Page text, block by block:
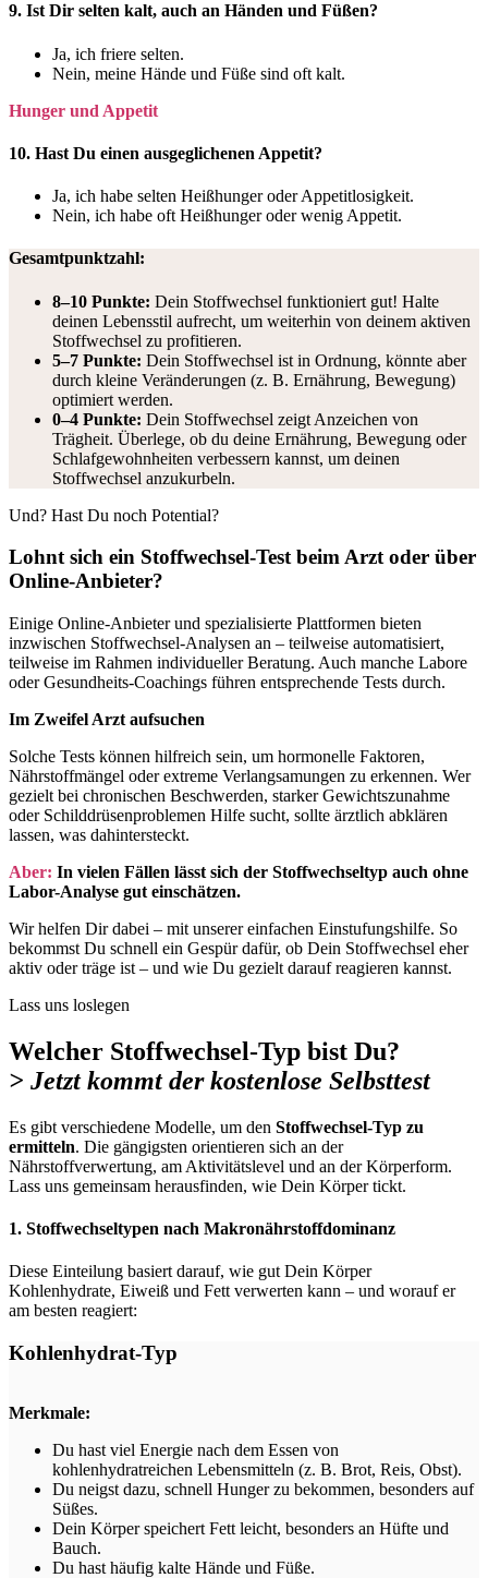
9. Ist Dir selten kalt, auch an Händen und Füßen?
Ja, ich friere selten.
Nein, meine Hände und Füße sind oft kalt.
Hunger und Appetit
10. Hast Du einen ausgeglichenen Appetit?
Ja, ich habe selten Heißhunger oder Appetitlosigkeit.
Nein, ich habe oft Heißhunger oder wenig Appetit.
Gesamtpunktzahl:
8–10 Punkte: Dein Stoffwechsel funktioniert gut! Halte
deinen Lebensstil aufrecht, um weiterhin von deinem aktiven
Stoffwechsel zu profitieren.
5–7 Punkte: Dein Stoffwechsel ist in Ordnung, könnte aber
durch kleine Veränderungen (z. B. Ernährung, Bewegung)
optimiert werden.
0–4 Punkte: Dein Stoffwechsel zeigt Anzeichen von
Trägheit. Überlege, ob du deine Ernährung, Bewegung oder
Schlafgewohnheiten verbessern kannst, um deinen
Stoffwechsel anzukurbeln.
Und? Hast Du noch Potential?
Lohnt sich ein Stoffwechsel-Test beim Arzt oder über
Online-Anbieter?
Einige Online-Anbieter und spezialisierte Plattformen bieten
inzwischen Stoffwechsel-Analysen an – teilweise automatisiert,
teilweise im Rahmen individueller Beratung. Auch manche Labore
oder Gesundheits-Coachings führen entsprechende Tests durch.
Im Zweifel Arzt aufsuchen
Solche Tests können hilfreich sein, um hormonelle Faktoren,
Nährstoffmängel oder extreme Verlangsamungen zu erkennen. Wer
gezielt bei chronischen Beschwerden, starker Gewichtszunahme
oder Schilddrüsenproblemen Hilfe sucht, sollte ärztlich abklären
lassen, was dahintersteckt.
Aber: In vielen Fällen lässt sich der Stoffwechseltyp auch ohne
Labor-Analyse gut einschätzen.
Wir helfen Dir dabei – mit unserer einfachen Einstufungshilfe. So
bekommst Du schnell ein Gespür dafür, ob Dein Stoffwechsel eher
aktiv oder träge ist – und wie Du gezielt darauf reagieren kannst.
Lass uns loslegen
Welcher Stoffwechsel-Typ bist Du?
> Jetzt kommt der kostenlose Selbsttest
Es gibt verschiedene Modelle, um den Stoffwechsel-Typ zu
ermitteln. Die gängigsten orientieren sich an der
Nährstoffverwertung, am Aktivitätslevel und an der Körperform.
Lass uns gemeinsam herausfinden, wie Dein Körper tickt.
1. Stoffwechseltypen nach Makronährstoffdominanz
Diese Einteilung basiert darauf, wie gut Dein Körper
Kohlenhydrate, Eiweiß und Fett verwerten kann – und worauf er
am besten reagiert:
Kohlenhydrat-Typ
Merkmale:
Du hast viel Energie nach dem Essen von
kohlenhydratreichen Lebensmitteln (z. B. Brot, Reis, Obst).
Du neigst dazu, schnell Hunger zu bekommen, besonders auf
Süßes.
Dein Körper speichert Fett leicht, besonders an Hüfte und
Bauch.
Du hast häufig kalte Hände und Füße.